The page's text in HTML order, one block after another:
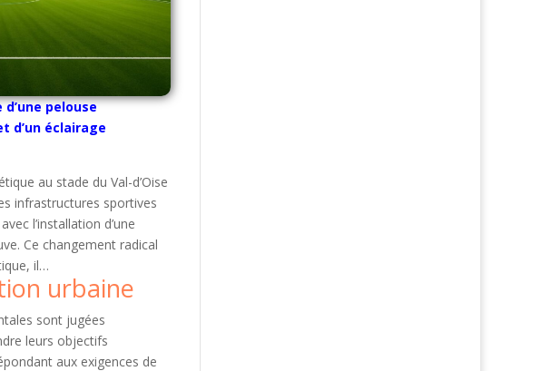
d’une pelouse
d’un éclairage
au stade du Val-d’Oise
infrastructures sportives
l’installation d’une
Ce changement radical
il…
urbaine
sont jugées
leurs objectifs
aux exigences de